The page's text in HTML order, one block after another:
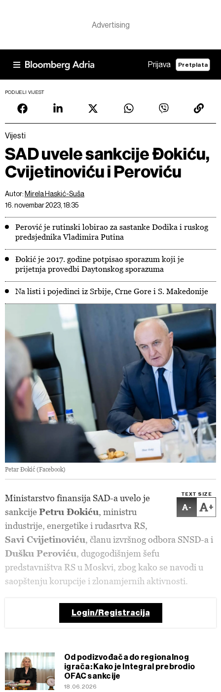
Prijava Pretplata
PODIJELI VIJEST
Vijesti
SAD uvele sankcije Đokiću,
Cvijetinoviću i Peroviću
Autor: Mirela Haskić-Suša
16. novembar 2023, 18:35
Perović je rutinski lobirao za sastanke Dodika i ruskog
predsjednika Vladimira Putina
Đokić je 2017. godine potpisao sporazum koji je
prijetnja provedbi Daytonskog sporazuma
Na listi i pojedinci iz Srbije, Crne Gore i S. Makedonije
Petar Đokić (Facebook)
TEXT SIZE
- +
Ministarstvo finansija SAD-a uvelo je
sankcije Petru Đokiću, ministru
industrije, energetike i rudasrtva RS,
Savi Cvijetinoviću, članu izvršnog odbora SNSD-a i
Dušku Peroviću, dugogodišnjem šefu
predstavništva RS u Moskvi, zbog kako se navodi u
saopštenju korupcije i zlonamjernih aktivnosti.
Login/Registracija
Od podizvođača do regionalnog
igrača: Kako je Integral prebrodio
OFAC sankcije
18.06.2026